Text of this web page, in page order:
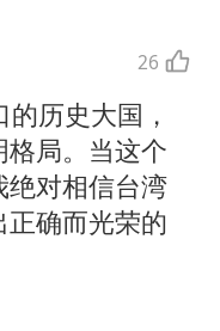
26
历史大国，
局。当这个
绝对相信台湾
确而光荣的